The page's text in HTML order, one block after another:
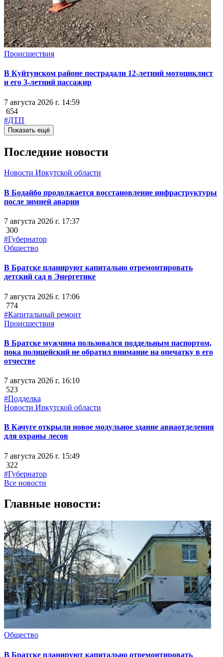
Происшествия
В Куйтунском районе пострадали 12-летний мотоциклист
и его 3-летний пассажир
7 августа 2026 г. 14:59
654
#ДТП
Показать ещё
Последние новости
Новости Иркутской области
В Бодайбо продолжается восстановление инфраструктуры
после зимней аварии
7 августа 2026 г. 17:37
300
#Губернатор
Общество
В Братске планируют капитально отремонтировать
детский сад в Энергетике
7 августа 2026 г. 17:06
774
#Капитальный ремонт
Происшествия
В Братске мужчина пользовался поддельным паспортом,
пока полицейский не обратил внимание на опечатку в его
отчестве
7 августа 2026 г. 16:10
523
#Подделка
Новости Иркутской области
В Качуге открыли новое модульное здание авиаотделения
для охраны лесов
7 августа 2026 г. 15:49
322
#Губернатор
Все новости
Главные новости:
Общество
В Братске планируют капитально отремонтировать